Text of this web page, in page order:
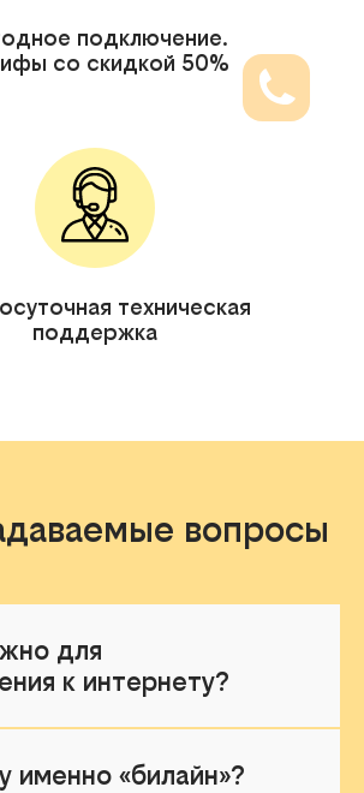
подключение.
со скидкой 50%
техническая
поддержка
вопросы
для
к интернету?
именно «билайн»?